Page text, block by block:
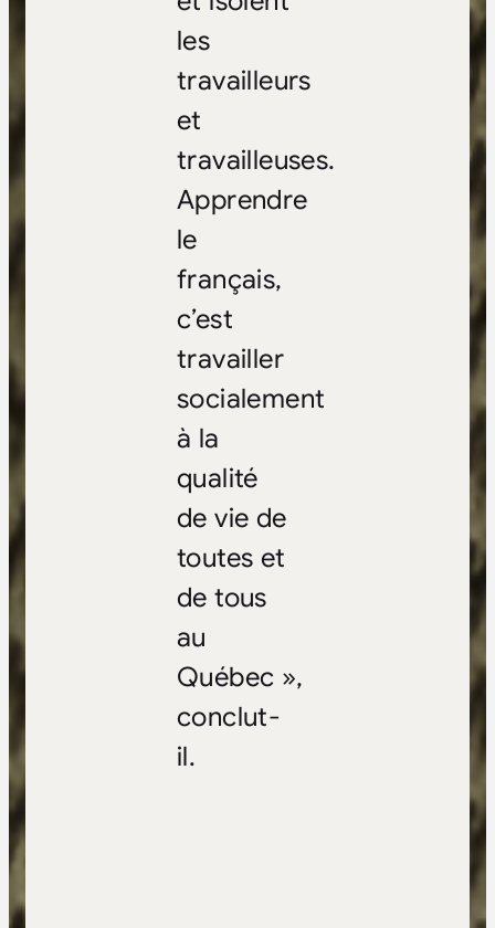
les
travailleurs
et
travailleuses.
Apprendre
le
français,
c’est
travailler
socialement
à la
qualité
de vie de
toutes et
de tous
au
Québec »,
conclut-
il.